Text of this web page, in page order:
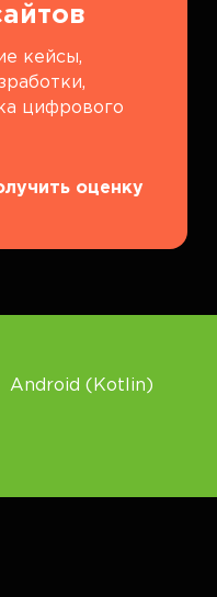
кейсы,
цифрового
оценку
Android (Kotlin)